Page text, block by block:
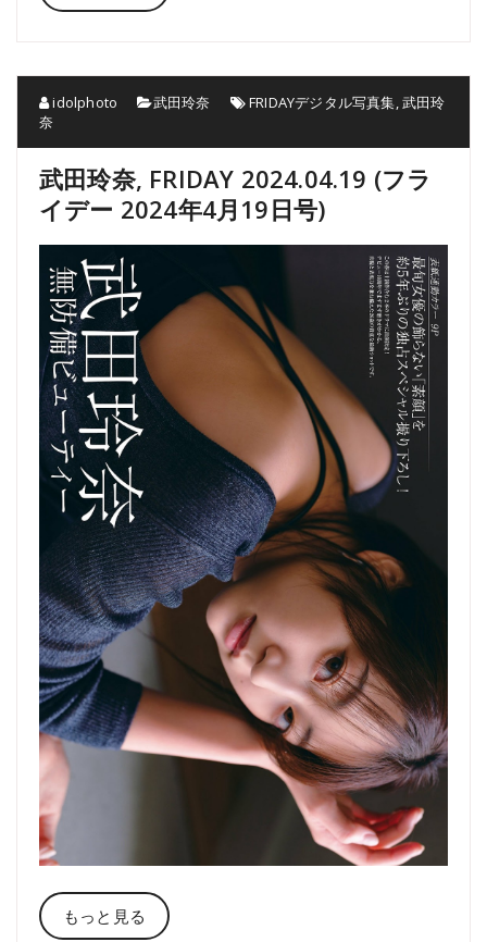
idolphoto 武田玲奈 FRIDAYデジタル写真集,武田玲
奈
武田玲奈, FRIDAY 2024.04.19 (フラ
イデー 2024年4月19日号)
もっと見る